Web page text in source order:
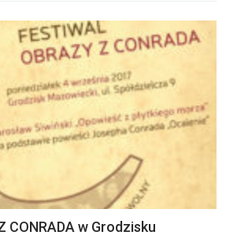
CONRADA w Grodzisku